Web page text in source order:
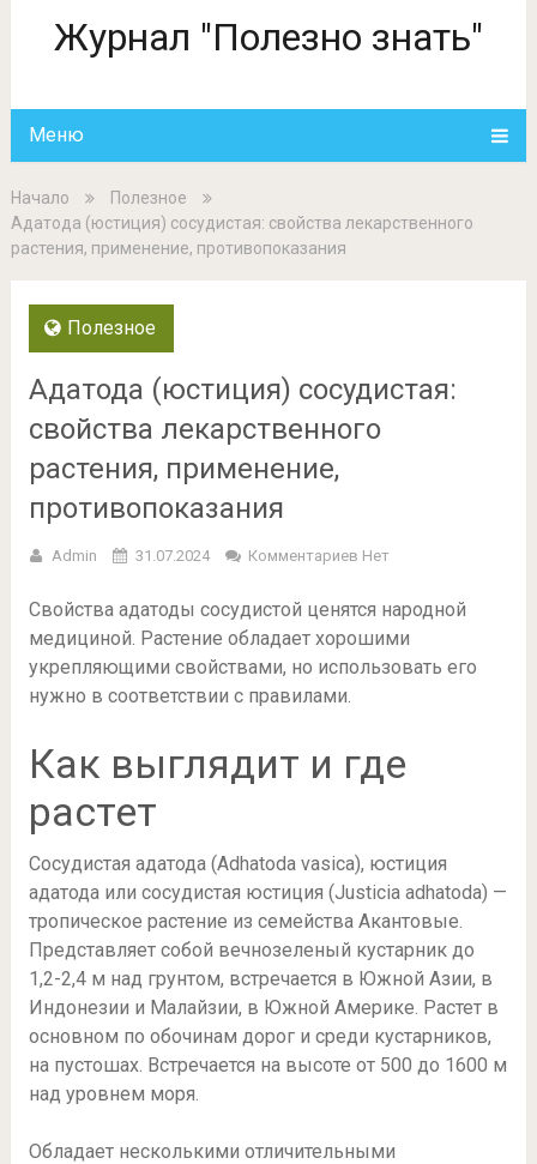
Журнал "Полезно знать"
Меню
Начало
Полезное
Адатода (юстиция) сосудистая: свойства лекарственного
растения, применение, противопоказания
Полезное
Адатода (юстиция) сосудистая:
свойства лекарственного
растения, применение,
противопоказания
Admin 31.07.2024 Комментариев Нет
Свойства адатоды сосудистой ценятся народной
медициной. Растение обладает хорошими
укрепляющими свойствами, но использовать его
нужно в соответствии с правилами.
Как выглядит и где
растет
Сосудистая адатода (Adhatoda vasica), юстиция
адатода или сосудистая юстиция (Justicia adhatoda) —
тропическое растение из семейства Акантовые.
Представляет собой вечнозеленый кустарник до
1,2-2,4 м над грунтом, встречается в Южной Азии, в
Индонезии и Малайзии, в Южной Америке. Растет в
основном по обочинам дорог и среди кустарников,
на пустошах. Встречается на высоте от 500 до 1600 м
над уровнем моря.
Обладает несколькими отличительными